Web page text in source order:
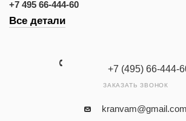
+7 495 66-444-60
Все детали
+7 (495) 66-444-
ЗАКАЗАТЬ ЗВОНОК
kranvam@gmail.com